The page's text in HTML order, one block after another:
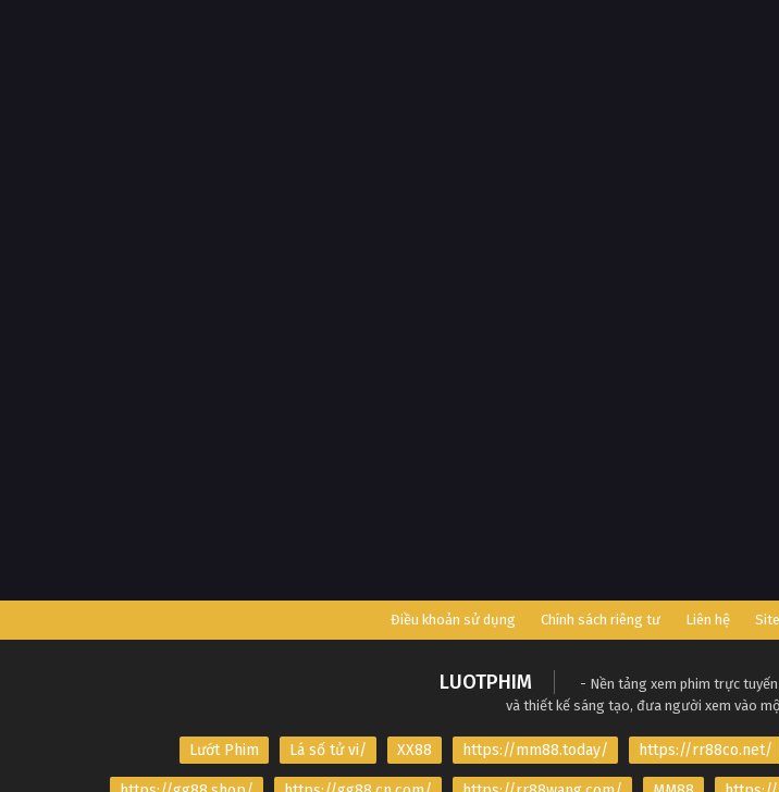
Điều khoản sử dụng Chính sách riêng tư Liên hệ
LUOTPHIM
- Nền tảng xem phim trực
và thiết kế sáng tạo, đưa người xem vào
Lướt Phim Lá số tử vi/ XX88 https://mm88.today/ https://rr88co.net/